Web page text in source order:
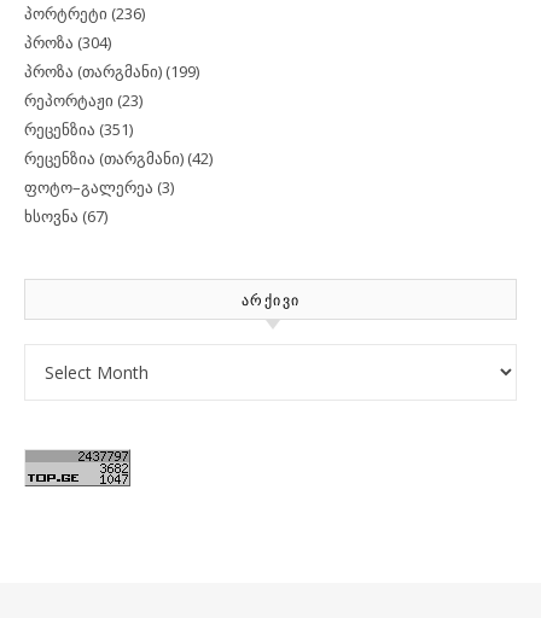
პორტრეტი (236)
პროზა (304)
პროზა (თარგმანი) (199)
რეპორტაჟი (23)
რეცენზია (351)
რეცენზია (თარგმანი) (42)
ფოტო–გალერეა (3)
ხსოვნა (67)
ᲐᲠᲥᲘᲕᲘ